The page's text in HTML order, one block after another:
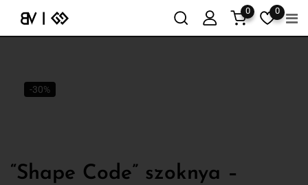
0
0
-30%
“Shape Code” szoknya –